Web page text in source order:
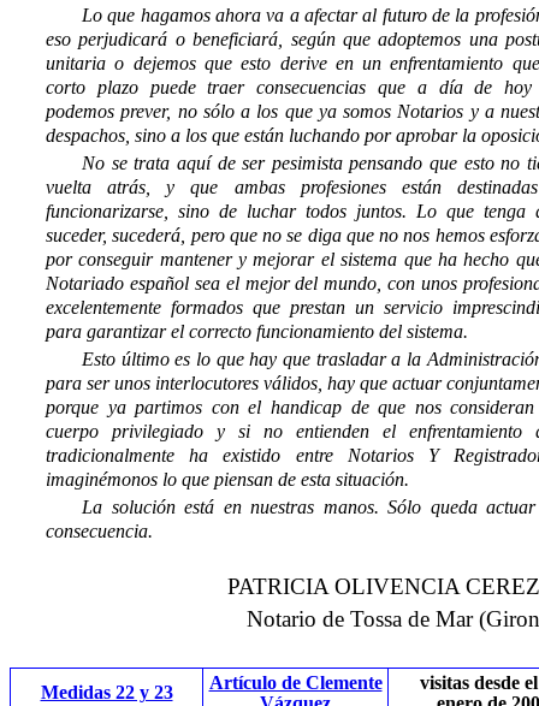
Lo que hagamos ahora va a afectar al futuro de la
eso perjudicará o beneficiará, según que adoptemos una
unitaria o dejemos que esto derive en un enfrentamiento
corto plazo puede traer consecuencias que a día de
podemos prever, no sólo a los que ya somos Notarios y a
despachos, sino a los que están luchando por aprobar la
No se trata aquí de ser pesimista pensando que esto no
vuelta atrás, y que ambas profesiones están
funcionarizarse, sino de luchar todos juntos. Lo que tenga
suceder, sucederá, pero que no se diga que no nos hemos
por conseguir mantener y mejorar el sistema que ha hecho
Notariado español sea el mejor del mundo, con unos
excelentemente formados que prestan un servicio
para garantizar el correcto funcionamiento del sistema.
Esto último es lo que hay que trasladar a la
para ser unos interlocutores válidos, hay que actuar
porque ya partimos con el handicap de que nos
cuerpo privilegiado y si no entienden el enfrentamiento
tradicionalmente ha existido entre Notarios Y
imaginémonos lo que piensan de esta situación.
La solución está en nuestras manos. Sólo queda
consecuencia.
PATRICIA OLIVENCIA
Notario de Tossa de Mar
Medidas 22 y 23
Artículo de Clemente
visitas desde